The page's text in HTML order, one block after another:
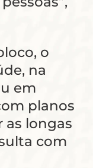
o
na
em
planos
as longas
com